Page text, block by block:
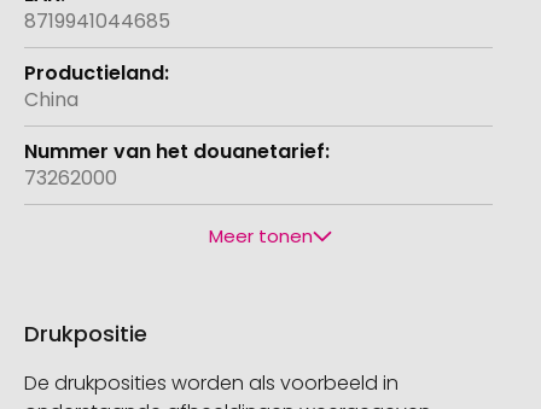
8719941044685
China
73262000
Meer tonen
Drukpositie
De drukposities worden als voorbeeld in